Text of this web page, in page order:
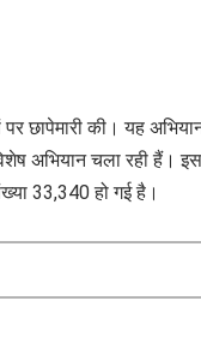
छापेमारी की। यह
अभियान चला रही हैं।
33,340 हो गई है।